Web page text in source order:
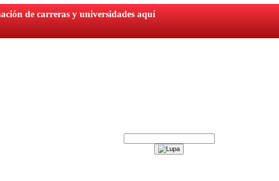
de carreras y universidades aquí